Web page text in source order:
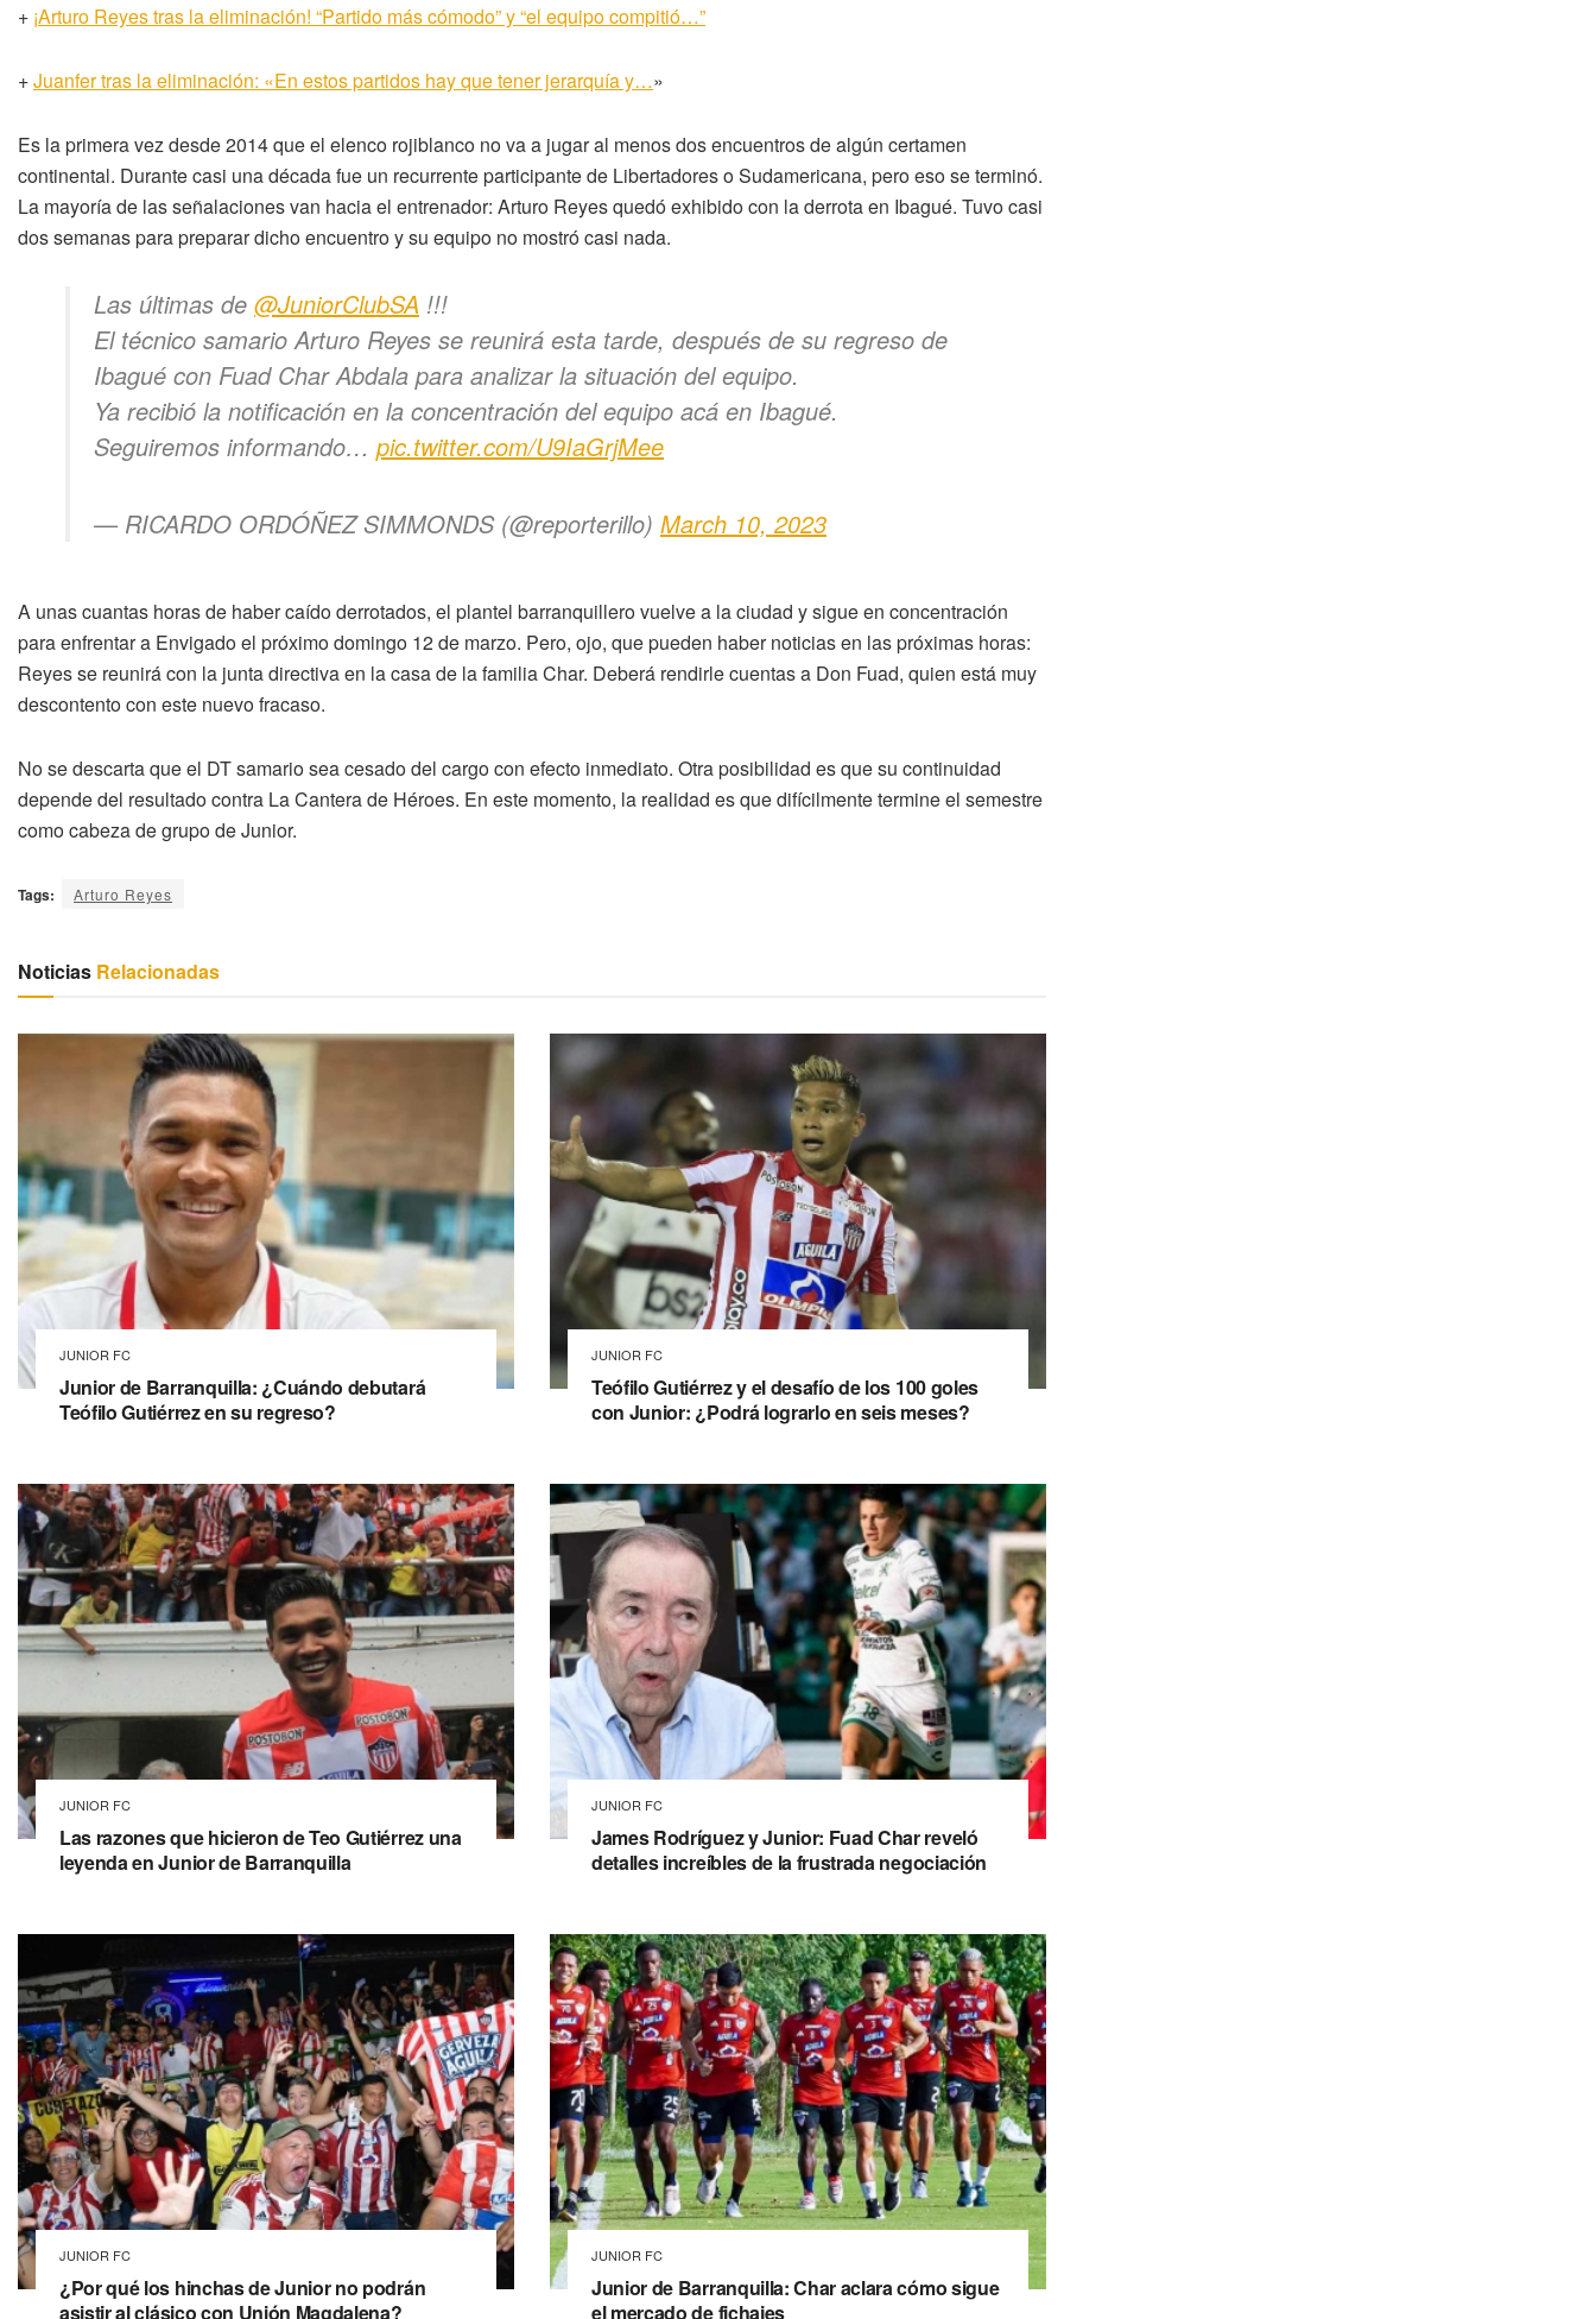
+ ¡Arturo Reyes tras la eliminación! “Partido más cómodo” y “el equipo compitió…”
+Juanfer tras la eliminación: «En estos partidos hay que tener jerarquía y…»
Es la primera vez desde 2014 que el elenco rojiblanco no va a jugar al menos dos encuentros de algún certamen
continental. Durante casi una década fue un recurrente participante de Libertadores o Sudamericana, pero eso se terminó.
La mayoría de las señalaciones van hacia el entrenador: Arturo Reyes quedó exhibido con la derrota en Ibagué. Tuvo casi
dos semanas para preparar dicho encuentro y su equipo no mostró casi nada.
Las últimas de @JuniorClubSA !!!
El técnico samario Arturo Reyes se reunirá esta tarde, después de su regreso de
Ibagué con Fuad Char Abdala para analizar la situación del equipo.
Ya recibió la notificación en la concentración del equipo acá en Ibagué.
Seguiremos informando… pic.twitter.com/U9IaGrjMee
— RICARDO ORDÓÑEZ SIMMONDS (@reporterillo) March 10, 2023
A unas cuantas horas de haber caído derrotados, el plantel barranquillero vuelve a la ciudad y sigue en concentración
para enfrentar a Envigado el próximo domingo 12 de marzo. Pero, ojo, que pueden haber noticias en las próximas horas:
Reyes se reunirá con la junta directiva en la casa de la familia Char. Deberá rendirle cuentas a Don Fuad, quien está muy
descontento con este nuevo fracaso.
No se descarta que el DT samario sea cesado del cargo con efecto inmediato. Otra posibilidad es que su continuidad
depende del resultado contra La Cantera de Héroes. En este momento, la realidad es que difícilmente termine el semestre
como cabeza de grupo de Junior.
Tags: Arturo Reyes
Noticias Relacionadas
JUNIOR FC
Junior de Barranquilla: ¿Cuándo debutará
Teófilo Gutiérrez en su regreso?
JUNIOR FC
Teófilo Gutiérrez y el desafío de los 100 goles
con Junior: ¿Podrá lograrlo en seis meses?
JUNIOR FC
Las razones que hicieron de Teo Gutiérrez una
leyenda en Junior de Barranquilla
JUNIOR FC
James Rodríguez y Junior: Fuad Char reveló
detalles increíbles de la frustrada negociación
JUNIOR FC
¿Por qué los hinchas de Junior no podrán
asistir al clásico con Unión Magdalena?
JUNIOR FC
Junior de Barranquilla: Char aclara cómo sigue
el mercado de fichajes